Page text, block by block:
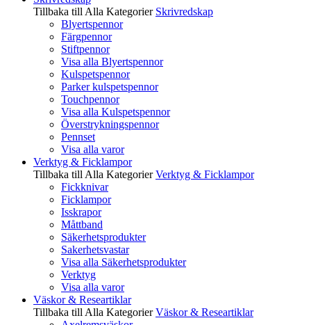
Tillbaka till Alla Kategorier Skrivredskap
Blyertspennor
Färgpennor
Stiftpennor
Visa alla Blyertspennor
Kulspetspennor
Parker kulspetspennor
Touchpennor
Visa alla Kulspetspennor
Överstrykningspennor
Pennset
Visa alla varor
Verktyg & Ficklampor
Tillbaka till Alla Kategorier Verktyg & Ficklampor
Fickknivar
Ficklampor
Isskrapor
Måttband
Säkerhetsprodukter
Sakerhetsvastar
Visa alla Säkerhetsprodukter
Verktyg
Visa alla varor
Väskor & Researtiklar
Tillbaka till Alla Kategorier Väskor & Researtiklar